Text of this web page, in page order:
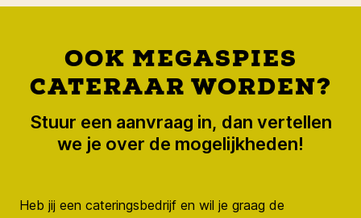
OOK MEGASPIES
CATERAAR WORDEN?
Stuur een aanvraag in, dan vertellen
we je over de mogelijkheden!
Heb jij een cateringsbedrijf en wil je graag de